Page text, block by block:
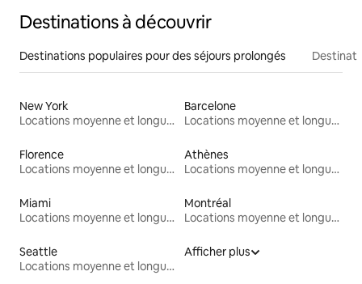
Destinations à découvrir
Destinations populaires pour des séjours prolongés
New York
Locations moyenne et longue durée
Barcelone
Locations moyenne et longue durée
Florence
Locations moyenne et longue durée
Athènes
Locations moyenne et longue durée
Miami
Locations moyenne et longue durée
Montréal
Locations moyenne et longue durée
Seattle
Locations moyenne et longue durée
Afficher plus